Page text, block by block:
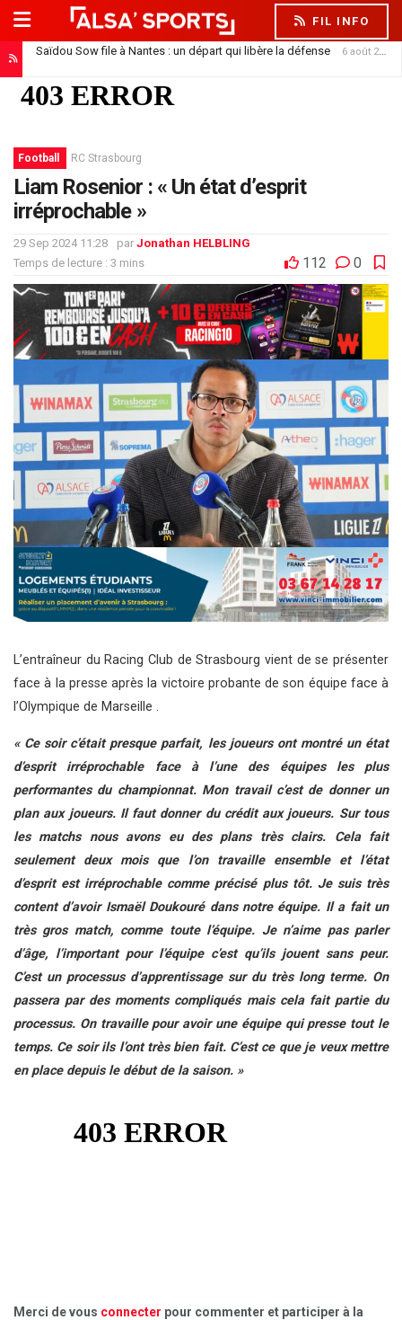
FIL INFO
Saïdou Sow file à Nantes : un départ qui libère la défense 6 août 2026
Football RC Strasbourg
Liam Rosenior : « Un état d’esprit
irréprochable »
29 Sep 2024 11:28 par Jonathan HELBLING
Temps de lecture : 3 mins
112 0
L’entraîneur du Racing Club de Strasbourg vient de se présenter
face à la presse après la victoire probante de son équipe face à
l’Olympique de Marseille .
« Ce soir c’était presque parfait, les joueurs ont montré un état
d’esprit irréprochable face à l’une des équipes les plus
performantes du championnat. Mon travail c’est de donner un
plan aux joueurs. Il faut donner du crédit aux joueurs. Sur tous
les matchs nous avons eu des plans très clairs. Cela fait
seulement deux mois que l’on travaille ensemble et l’état
d’esprit est irréprochable comme précisé plus tôt. Je suis très
content d’avoir Ismaël Doukouré dans notre équipe. Il a fait un
très gros match, comme toute l’équipe. Je n’aime pas parler
d’âge, l’important pour l’équipe c’est qu’ils jouent sans peur.
C’est un processus d’apprentissage sur du très long terme. On
passera par des moments compliqués mais cela fait partie du
processus. On travaille pour avoir une équipe qui presse tout le
temps. Ce soir ils l’ont très bien fait. C’est ce que je veux mettre
en place depuis le début de la saison. »
Merci de vous connecter pour commenter et participer à la